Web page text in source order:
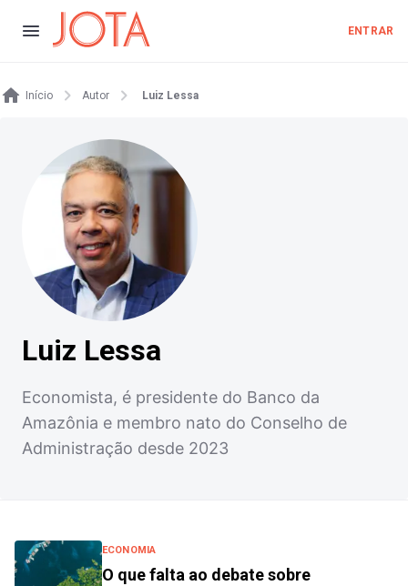
ENTRAR
Início Autor Luiz Lessa
Luiz Lessa
Economista, é presidente do Banco da
Amazônia e membro nato do Conselho de
Administração desde 2023
ECONOMIA
O que falta ao debate sobre